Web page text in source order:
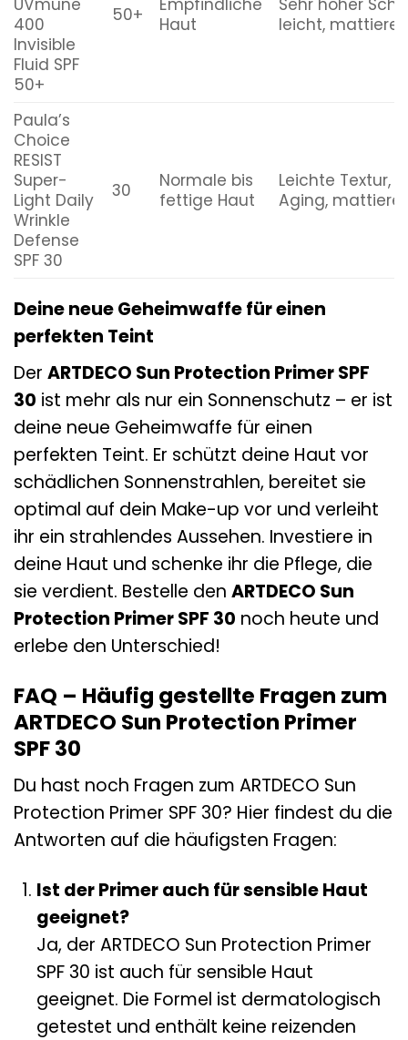
400
Invisible
Fluid SPF
50+
50+
Haut
leicht,
Paula’s
Choice
RESIST
Super-
Light Daily
Wrinkle
Defense
SPF 30
30
Normale bis
fettige Haut
Leichte Textur,
Aging,
Deine neue Geheimwaffe für einen
perfekten Teint
Der ARTDECO Sun Protection Primer SPF
30 ist mehr als nur ein Sonnenschutz – er ist
deine neue Geheimwaffe für einen
perfekten Teint. Er schützt deine Haut vor
schädlichen Sonnenstrahlen, bereitet sie
optimal auf dein Make-up vor und verleiht
ihr ein strahlendes Aussehen. Investiere in
deine Haut und schenke ihr die Pflege, die
sie verdient. Bestelle den ARTDECO Sun
Protection Primer SPF 30 noch heute und
erlebe den Unterschied!
FAQ – Häufig gestellte Fragen zum
ARTDECO Sun Protection Primer
SPF 30
Du hast noch Fragen zum ARTDECO Sun
Protection Primer SPF 30? Hier findest du die
Antworten auf die häufigsten Fragen:
Ist der Primer auch für sensible Haut
geeignet?
Ja, der ARTDECO Sun Protection Primer
SPF 30 ist auch für sensible Haut
geeignet. Die Formel ist dermatologisch
getestet und enthält keine reizenden